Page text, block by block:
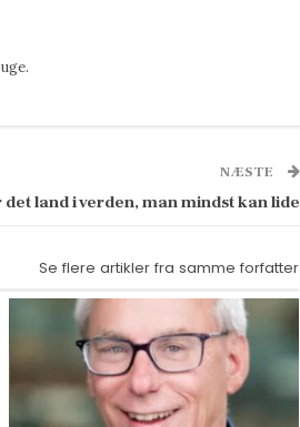
NÆSTE
land i verden, man mindst kan lide
Se flere artikler fra samme forfatter